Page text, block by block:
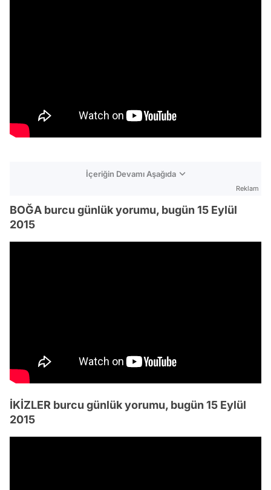
İçeriğin Devamı Aşağıda
Reklam
BOĞA burcu günlük yorumu, bugün 15 Eylül
2015
İKİZLER burcu günlük yorumu, bugün 15 Eylül
2015